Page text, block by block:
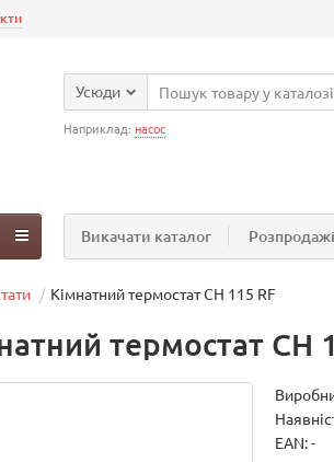
Усюди
Наприклад: насос
Викачати каталог Розпродажі
Кімнатний термостат СН 115 RF
термостат СН
EAN: -